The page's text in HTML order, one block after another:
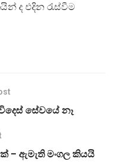
ද එදින රැස්වීම
සේවයේ නෑ
– ඇමැති මංගල කියයි